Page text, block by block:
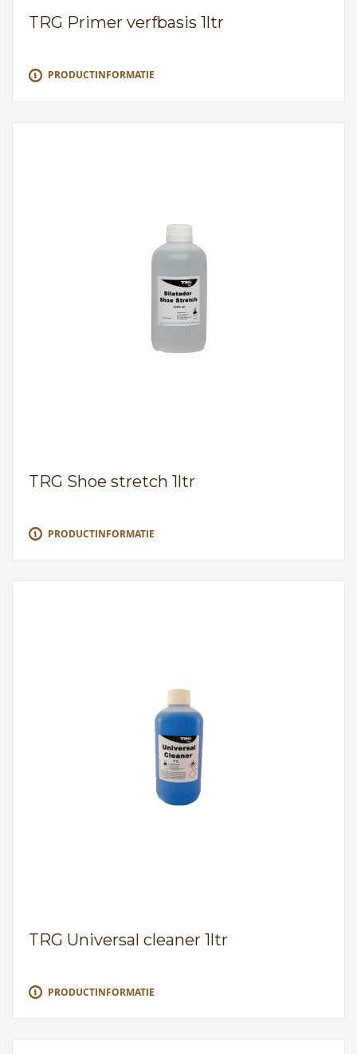
TRG Primer verfbasis 1ltr
PRODUCTINFORMATIE
TRG Shoe stretch 1ltr
PRODUCTINFORMATIE
TRG Universal cleaner 1ltr
PRODUCTINFORMATIE